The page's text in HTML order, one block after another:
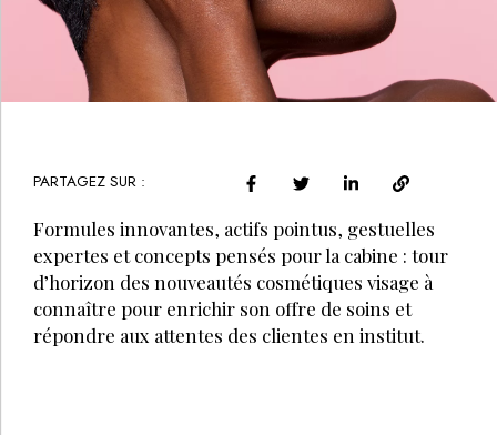
PARTAGEZ SUR :
Formules innovantes, actifs pointus, gestuelles
expertes et concepts pensés pour la cabine : tour
d’horizon des nouveautés cosmétiques visage à
connaître pour enrichir son offre de soins et
répondre aux attentes des clientes en institut.